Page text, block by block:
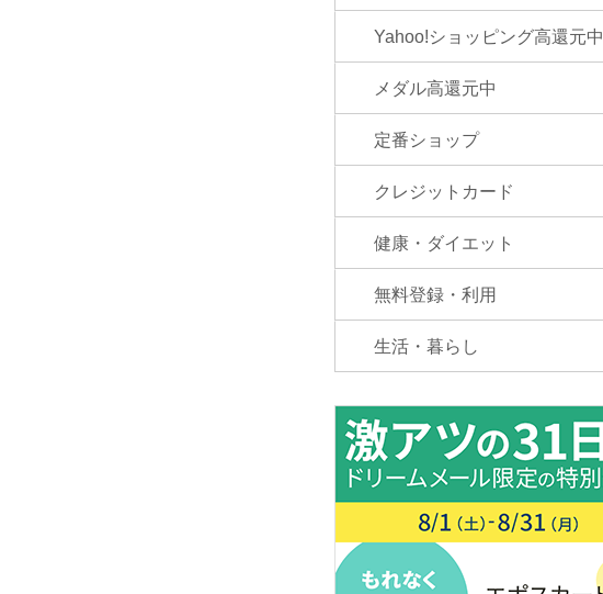
Yahoo!ショッピング高還元中
メダル高還元中
定番ショップ
クレジットカード
健康・ダイエット
無料登録・利用
生活・暮らし